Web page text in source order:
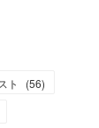
ト (56)